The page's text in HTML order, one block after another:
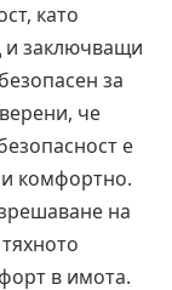
като
и заключващи
за
че
е
и комфортно.
на
в имота.